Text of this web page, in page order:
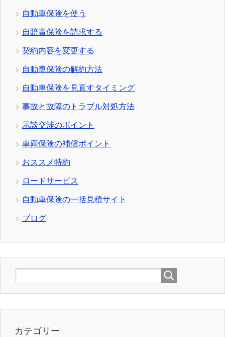
自動車保険を使う
自賠責保険を請求する
契約内容を変更する
自動車保険の解約方法
自動車保険を見直すタイミング
事故と故障のトラブル対処方法
示談交渉のポイント
車両保険の補償ポイント
おススメ特約
ロードサービス
自動車保険の一括見積サイト
ブログ
カテゴリー